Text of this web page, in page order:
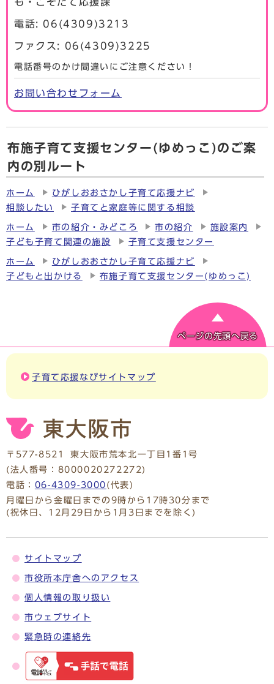
も・こそだて応援課
電話: 06(4309)3213
ファクス: 06(4309)3225
電話番号のかけ間違いにご注意ください！
お問い合わせフォーム
布施子育て支援センター(ゆめっこ)のご案
内の別ルート
ホーム
ひがしおおさかし子育て応援ナビ
相談したい
子育てと家庭等に関する相談
ホーム 市の紹介・みどころ 市の紹介
施設案内
子ども子育て関連の施設
子育て支援センター
ホーム
ひがしおおさかし子育て応援ナビ
子どもと出かける
布施子育て支援センター(ゆめっこ)
ページの先頭へ戻る
子育て応援なびサイトマップ
〒577-8521
東大阪市荒本北一丁目1番1号
(法人番号：8000020272272)
電話： 06-4309-3000 (代表)
月曜日から金曜日までの9時から17時30分まで
(祝休日、12月29日から1月3日までを除く)
サイトマップ
市役所本庁舎へのアクセス
個人情報の取り扱い
市ウェブサイト
緊急時の連絡先